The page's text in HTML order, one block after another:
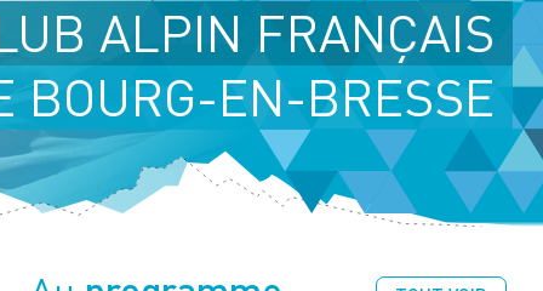
ALPIN FRANÇAIS
BOURG-EN-BRESSE